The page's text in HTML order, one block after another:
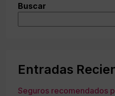
Buscar
Entradas
Seguros recomendados